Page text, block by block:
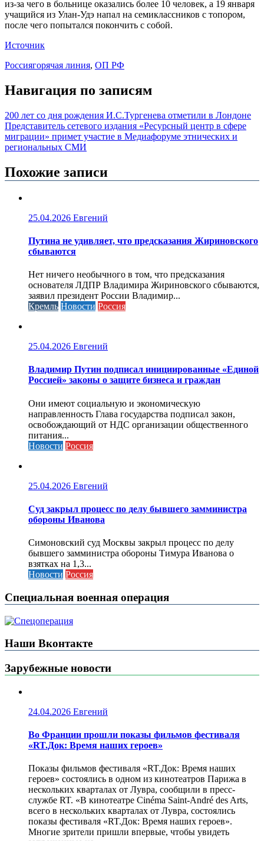
из-за чего в больнице оказались более 10 человек, а 19 января
учащийся из Улан-Удэ напал на семиклассников с топором,
после чего попытался покончить с собой.
Источник
Россиягорячая линия, ОП РФ
Навигация по записям
200 лет со дня рождения И.С.Тургенева отметили в Лондоне
Представитель сетевого издания «Ресурсный центр в сфере
миграции» примет участие в Медиафоруме этнических и
региональных СМИ
Похожие записи
25.04.2026 Евгений
Путина не удивляет, что предсказания Жириновского
сбываются
Нет ничего необычного в том, что предсказания
основателя ЛДПР Владимира Жириновского сбываются,
заявил президент России Владимир...
Кремль Новости Россия
25.04.2026 Евгений
Владимир Путин подписал инициированные «Единой
Россией» законы о защите бизнеса и граждан
Они имеют социальную и экономическую
направленность Глава государства подписал закон,
освобождающий от НДС организации общественного
питания...
Новости Россия
25.04.2026 Евгений
Cуд закрыл процесс по делу бывшего замминистра
обороны Иванова
Симоновский суд Москвы закрыл процесс по делу
бывшего замминистра обороны Тимура Иванова о
взятках на 1,3...
Новости Россия
Специальная военная операция
Наши Вконтакте
Зарубежные новости
24.04.2026 Евгений
Во Франции прошли показы фильмов фестиваля
«RT.Док: Время наших героев»
Показы фильмов фестиваля «RT.Док: Время наших
героев» состоялись в одном из кинотеатров Парижа в
нескольких кварталах от Лувра, сообщили в пресс-
службе RT. «В кинотеатре Cinéma Saint-André des Arts,
всего в нескольких кварталах от Лувра, состоялись
показы фестиваля «RT.Док: Время наших героев».
Многие зрители пришли впервые, чтобы увидеть